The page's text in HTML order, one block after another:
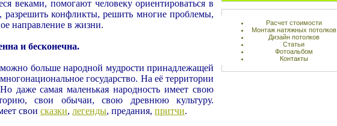
веками, помогают человеку ориентироваться в
разрешить конфликты, решить многие проблемы,
направление в жизни.
и бесконечна.
можно больше народной мудрости принадлежащей
государство. На её территории
даже самая маленькая народность имеет свою
свои обычаи, свою древнюю культуру.
свои сказки, легенды, предания, притчи.
Расчет стоимости
Монтаж натяжных потолков
Дизайн потолков
Статьи
Фотоальбом
Контакты